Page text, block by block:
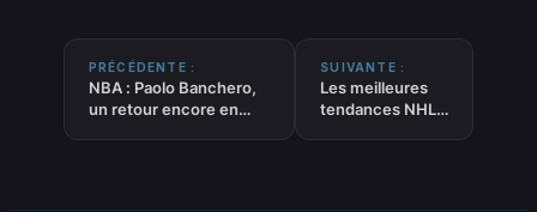
PRÉCÉDENTE :
NBA : Paolo Banchero,
un retour encore en
SUIVANTE :
Les meilleures
tendances NHL